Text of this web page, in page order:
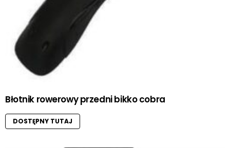
Błotnik rowerowy przedni bikko cobra
DOSTĘPNY TUTAJ